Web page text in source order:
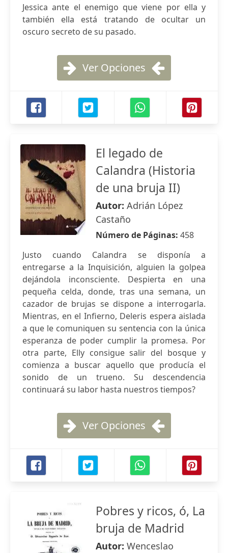
Jessica ante el enemigo que viene por ella y
también ella está tratando de ocultar un
oscuro secreto de su pasado.
Ver Opciones
El legado de
Calandra (Historia
de una bruja II)
Autor: Adrián López
Castaño
Número de Páginas: 458
Justo cuando Calandra se disponía a
entregarse a la Inquisición, alguien la golpea
dejándola inconsciente. Despierta en una
pequeña celda, donde, tras una semana, un
cazador de brujas se dispone a interrogarla.
Mientras, en el Infierno, Deleris espera aislada
a que le comuniquen su sentencia con la única
esperanza de poder cumplir la promesa. Por
otra parte, Elly consigue salir del bosque y
comienza a buscar aquello que producía el
sonido de un trueno. Su descendencia
continuará su labor hasta nuestros tiempos?
Ver Opciones
Pobres y ricos, ó, La
bruja de Madrid
Autor: Wenceslao